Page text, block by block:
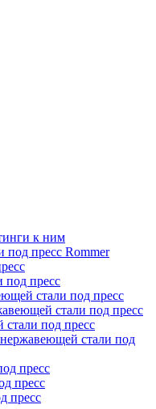
к ним
под пресс Rommer
под пресс
стали под пресс
стали под пресс
под пресс
стали под
пресс
пресс
пресс